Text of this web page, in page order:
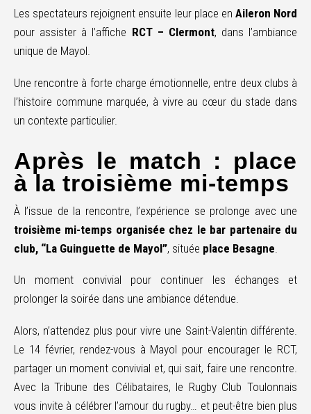
Les spectateurs rejoignent ensuite leur place en Aileron Nord
pour assister à l’affiche RCT – Clermont, dans l’ambiance
unique de Mayol.
Une rencontre à forte charge émotionnelle, entre deux clubs à
l’histoire commune marquée, à vivre au cœur du stade dans
un contexte particulier.
Après le match : place
à la troisième mi-temps
À l’issue de la rencontre, l’expérience se prolonge avec une
troisième mi-temps organisée chez le bar partenaire du
club, “La Guinguette de Mayol”, située place Besagne
Un moment convivial pour continuer les échanges et
prolonger la soirée dans une ambiance détendue.
Alors, n’attendez plus pour vivre une Saint-Valentin différente.
Le 14 février, rendez-vous à Mayol pour encourager le RCT,
partager un moment convivial et, qui sait, faire une rencontre.
Avec la Tribune des Célibataires, le Rugby Club Toulonnais
vous invite à célébrer l’amour du rugby… et peut-être bien plus